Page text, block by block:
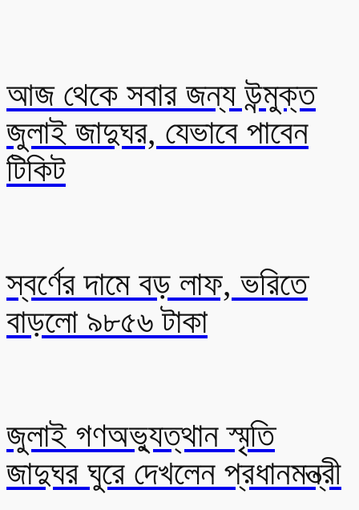
আজ থেকে সবার জন্য উন্মুক্ত
জুলাই জাদুঘর, যেভাবে পাবেন
টিকিট
স্বর্ণের দামে বড় লাফ, ভরিতে
বাড়লো ৯৮৫৬ টাকা
জুলাই গণঅভ্যুত্থান স্মৃতি
জাদুঘর ঘুরে দেখলেন প্রধানমন্ত্রী